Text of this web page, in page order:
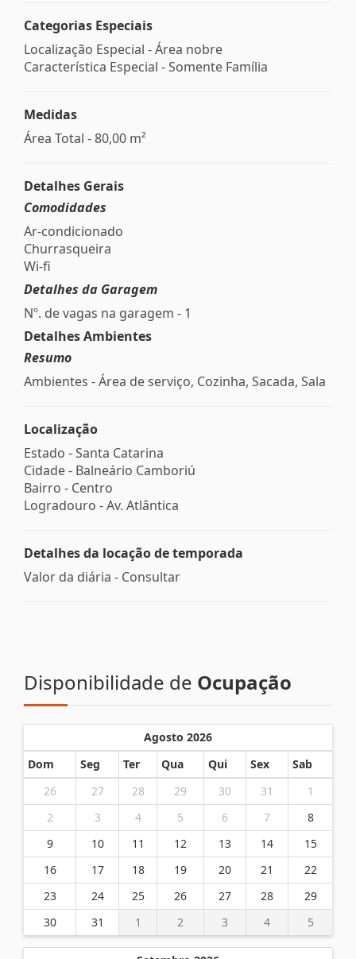
Categorias Especiais
Localização Especial - Área nobre
Característica Especial - Somente Família
Medidas
Área Total - 80,00 m²
Detalhes Gerais
Comodidades
Ar-condicionado
Churrasqueira
Wi-fi
Detalhes da Garagem
Nº. de vagas na garagem - 1
Detalhes Ambientes
Resumo
Ambientes - Área de serviço, Cozinha, Sacada, Sala
Localização
Estado -Santa Catarina
Cidade - Balneário Camboriú
Bairro - Centro
Logradouro -Av. Atlântica
Detalhes da locação de temporada
Valor da diária - Consultar
Disponibilidade de Ocupação
Agosto 2026
Dom
Seg Ter Qua Qui Sex
Sab
26
27 28 29 30 31
1
2
3 4 5 6 7
8
9
10 11 12 13 14
15
16
17 18 19 20 21
22
23
24 25 26 27 28
29
30
31 1 2 3 4 5